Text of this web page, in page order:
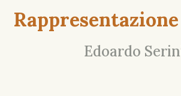
Rappresentazione
Edoardo